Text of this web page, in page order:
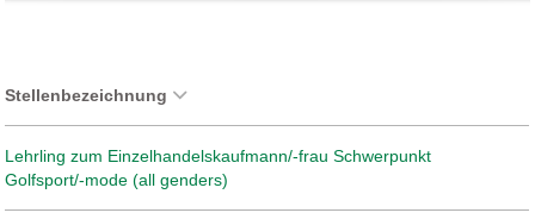
Stellenbezeichnung
Lehrling zum Einzelhandelskaufmann/-frau Schwerpunkt
Golfsport/-mode (all genders)